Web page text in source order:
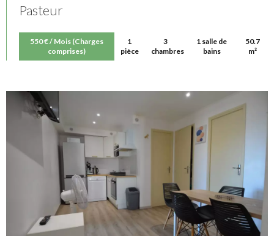
Pasteur
550 € / Mois (Charges
comprises)
1
pièce
3
chambres
1 salle de
bains
50.7
m²